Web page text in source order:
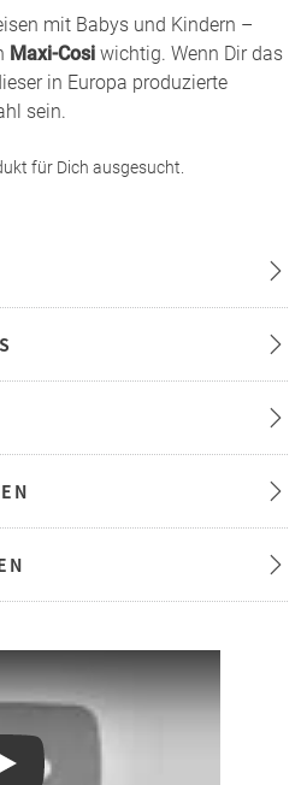
mit Babys und Kindern –
Maxi-Cosi wichtig. Wenn Dir das
in Europa produzierte
sein.
für Dich ausgesucht.
Play